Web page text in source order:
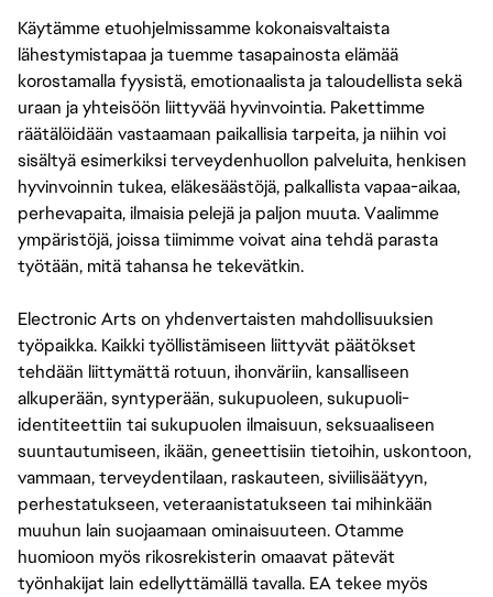
Käytämme etuohjelmissamme kokonaisvaltaista
lähestymistapaa ja tuemme tasapainosta elämää
korostamalla fyysistä, emotionaalista ja taloudellista sekä
uraan ja yhteisöön liittyvää hyvinvointia. Pakettimme
räätälöidään vastaamaan paikallisia tarpeita, ja niihin voi
sisältyä esimerkiksi terveydenhuollon palveluita, henkisen
hyvinvoinnin tukea, eläkesäästöjä, palkallista vapaa-aikaa,
perhevapaita, ilmaisia pelejä ja paljon muuta. Vaalimme
ympäristöjä, joissa tiimimme voivat aina tehdä parasta
työtään, mitä tahansa he tekevätkin.
Electronic Arts on yhdenvertaisten mahdollisuuksien
työpaikka. Kaikki työllistämiseen liittyvät päätökset
tehdään liittymättä rotuun, ihonväriin, kansalliseen
alkuperään, syntyperään, sukupuoleen, sukupuoli-
identiteettiin tai sukupuolen ilmaisuun, seksuaaliseen
suuntautumiseen, ikään, geneettisiin tietoihin, uskontoon,
vammaan, terveydentilaan, raskauteen, siviilisäätyyn,
perhestatukseen, veteraanistatukseen tai mihinkään
muuhun lain suojaamaan ominaisuuteen. Otamme
huomioon myös rikosrekisterin omaavat pätevät
työnhakijat lain edellyttämällä tavalla. EA tekee myös